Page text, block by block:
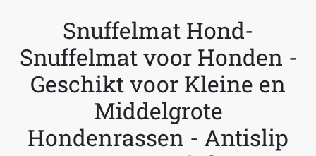
Snuffelmat Hond-
Snuffelmat voor Honden -
Geschikt voor Kleine en
Middelgrote
Hondenrassen - Antislip